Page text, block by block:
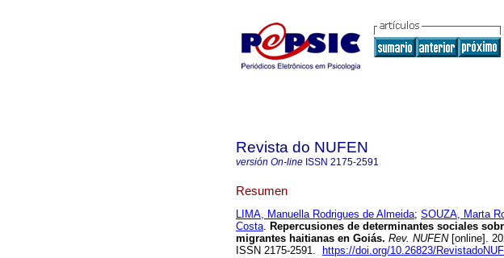
Revista do NUFEN
versión On-line ISSN 2175-2591
Resumen
LIMA, Manuella Rodrigues de Almeida; SOUZA, Marta
Costa. Repercusiones de determinantes sociales
migrantes haitianas en Goiás. Rev. NUFEN[online].
ISSN 2175-2591.
https://doi.org/10.26823/